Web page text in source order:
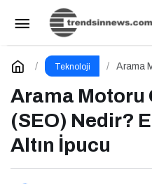
Teknoloji
Arama
Arama Motoru
(SEO) Nedir?
Altın İpucu
Sosyal Medya
Medya Yönetimi İçin 10
Yorum Yap